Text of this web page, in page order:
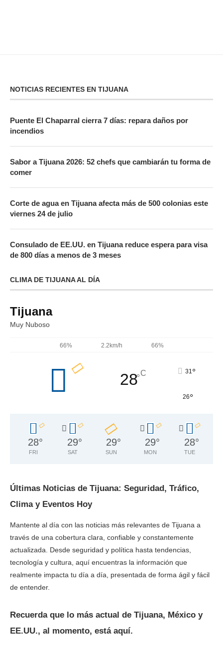
NOTICIAS RECIENTES EN TIJUANA
Puente El Chaparral cierra 7 días: repara daños por
incendios
Sabor a Tijuana 2026: 52 chefs que cambiarán tu forma de
comer
Corte de agua en Tijuana afecta más de 500 colonias este
viernes 24 de julio
Consulado de EE.UU. en Tijuana reduce espera para visa
de 800 días a menos de 3 meses
CLIMA DE TIJUANA AL DÍA
Tijuana
Muy Nuboso
66% 2.2km/h 66%
28°C 31°
26°
28°
FRI
29°
SAT
29°
SUN
29°
MON
28°
TUE
Últimas Noticias de Tijuana: Seguridad, Tráfico,
Clima y Eventos Hoy
Mantente al día con las noticias más relevantes de Tijuana a
través de una cobertura clara, confiable y constantemente
actualizada. Desde seguridad y política hasta tendencias,
tecnología y cultura, aquí encuentras la información que
realmente impacta tu día a día, presentada de forma ágil y fácil
de entender.
Recuerda que lo más actual de Tijuana, México y
EE.UU., al momento, está aquí.